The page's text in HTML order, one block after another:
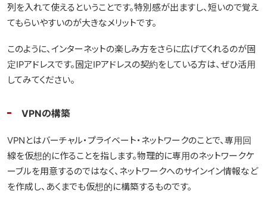
列を入れて使えるということです。特別感が出ますし、短いので覚え
てもらいやすいのが大きなメリットです。
このように、インターネットの楽しみ方をさらに広げてくれるのが固
定IPアドレスです。固定IPアドレスの契約をしている方は、ぜひ活用
してみてください。
VPNの構築
VPNとはバーチャル・プライベート・ネットワークのことで、専用回
線を仮想的に作ることを指します。物理的に専用のネットワークケ
ーブルを用意するのではなく、ネットワークへのサインイン情報など
を作成し、あくまでも仮想的に構築するものです。